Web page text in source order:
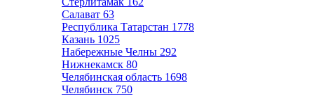
Салават 63
Республика Татарстан 1778
Казань 1025
Набережные Челны 292
Нижнекамск 80
Челябинская область 1698
Челябинск 750